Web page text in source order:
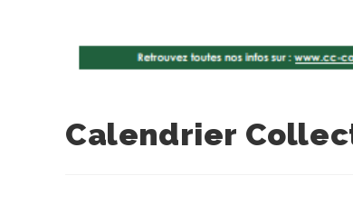
Calendrier